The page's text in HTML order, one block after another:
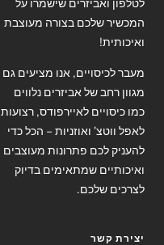
המכשיר שלכם בצורה מעוצבת
ואיכותית!
מעבר לכיסויים, אנו מציעים גם
מגוון רחב של אביזרים נלווים
כמו כיסויים לאיירפודס, רצועות
לאפל ווטצ' ואוזניות – הכל כדי
להעניק לכם פתרונות מעוצבים
ואיכותיים שמתאימים בדיוק
לצרכים שלכם.
יצירת קשר